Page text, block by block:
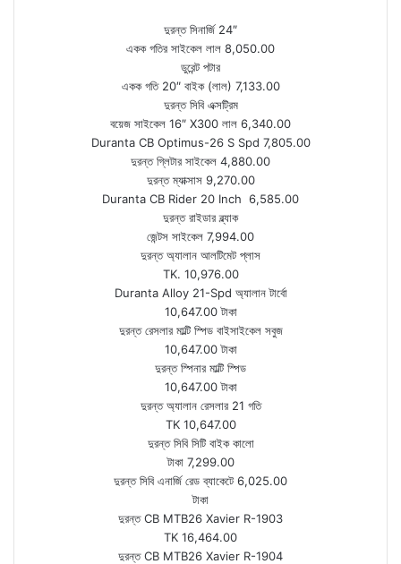
দুরন্ত সিনার্জি 24″
একক গতির সাইকেল লাল 8,050.00
ডুরেন্ট পটার
একক গতি 20″ বাইক (লাল) 7,133.00
দুরন্ত সিবি এক্সট্রিম
বয়েজ সাইকেল 16″ X300 লাল 6,340.00
Duranta CB Optimus-26 S Spd 7,805.00
দুরন্ত গ্লিটার সাইকেল 4,880.00
দুরন্ত ম্যাক্সাস 9,270.00
Duranta CB Rider 20 Inch 6,585.00
দুরন্ত রাইডার ব্ল্যাক
জেন্টস সাইকেল 7,994.00
দুরন্ত অ্যালান আলটিমেট প্লাস
TK. 10,976.00
Duranta Alloy 21-Spd অ্যালান টার্বো
10,647.00 টাকা
দুরন্ত রেসলার মাল্টি স্পিড বাইসাইকেল সবুজ
10,647.00 টাকা
দুরন্ত স্পিনার মাল্টি স্পিড
10,647.00 টাকা
দুরন্ত অ্যালান রেসলার 21 গতি
TK 10,647.00
দুরন্ত সিবি সিটি বাইক কালো
টাকা 7,299.00
দুরন্ত সিবি এনার্জি রেড ব্যাকেটে 6,025.00
টাকা
দুরন্ত CB MTB26 Xavier R-1903
TK 16,464.00
দুরন্ত CB MTB26 Xavier R-1904